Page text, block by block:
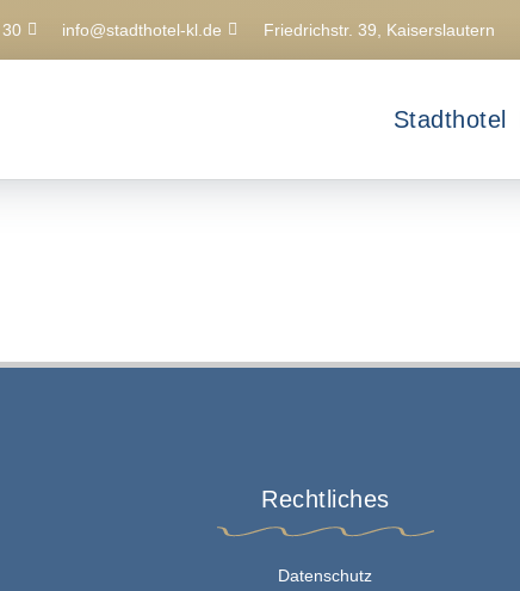
info@stadthotel-kl.de Friedrichstr. 39, Kaiserslautern
Stadthotel
Rechtliches
Datenschutz